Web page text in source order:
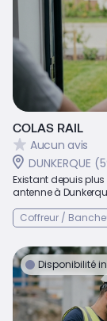
COLAS RAIL
Aucun avis
DUNKERQUE
Existant depuis plus
antenne à
Coffreur /
Disponibilité